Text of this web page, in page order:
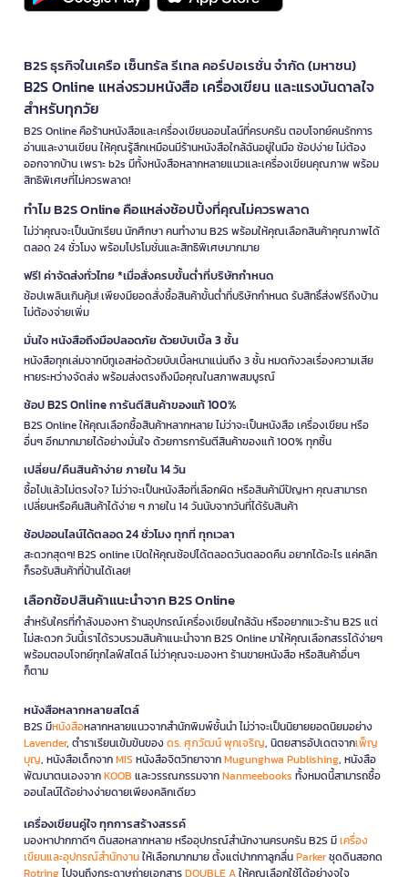
B2S ธุรกิจในเครือ เซ็นทรัล รีเทล คอร์ปอเรชั่น จำกัด (มหาชน)
B2S Online แหล่งรวมหนังสือ เครื่องเขียน และแรงบันดาลใจ
สำหรับทุกวัย
B2S Online คือร้านหนังสือและเครื่องเขียนออนไลน์ที่ครบครัน ตอบโจทย์คนรักการ
อ่านและงานเขียน ให้คุณรู้สึกเหมือนมีร้านหนังสือใกล้ฉันอยู่ในมือ ช้อปง่าย ไม่ต้อง
ออกจากบ้าน เพราะ b2s มีทั้งหนังสือหลากหลายแนวและเครื่องเขียนคุณภาพ พร้อม
สิทธิพิเศษที่ไม่ควรพลาด!
ทำไม B2S Online คือแหล่งช้อปปิ้งที่คุณไม่ควรพลาด
ไม่ว่าคุณจะเป็นนักเรียน นักศึกษา คนทำงาน B2S พร้อมให้คุณเลือกสินค้าคุณภาพได้
ตลอด 24 ชั่วโมง พร้อมโปรโมชั่นและสิทธิพิเศษมากมาย
ฟรี! ค่าจัดส่งทั่วไทย *เมื่อสั่งครบขั้นต่ำที่บริษัทกำหนด
ช้อปเพลินเกินคุ้ม! เพียงมียอดสั่งซื้อสินค้าขั้นต่ำที่บริษัทกำหนด รับสิทธิ์ส่งฟรีถึงบ้าน
ไม่ต้องจ่ายเพิ่ม
มั่นใจ หนังสือถึงมือปลอดภัย ด้วยบับเบิ้ล 3 ชั้น
หนังสือทุกเล่มจากบีทูเอสห่อด้วยบับเบิ้ลหนาแน่นถึง 3 ชั้น หมดกังวลเรื่องความเสีย
หายระหว่างจัดส่ง พร้อมส่งตรงถึงมือคุณในสภาพสมบูรณ์
ช้อป B2S Online การันตีสินค้าของแท้ 100%
B2S Online ให้คุณเลือกซื้อสินค้าหลากหลาย ไม่ว่าจะเป็นหนังสือ เครื่องเขียน หรือ
อื่นๆ อีกมากมายได้อย่างมั่นใจ ด้วยการการันตีสินค้าของแท้ 100% ทุกชิ้น
เปลี่ยน/คืนสินค้าง่าย ภายใน 14 วัน
ซื้อไปแล้วไม่ตรงใจ? ไม่ว่าจะเป็นหนังสือที่เลือกผิด หรือสินค้ามีปัญหา คุณสามารถ
เปลี่ยนหรือคืนสินค้าได้ง่าย ๆ ภายใน 14 วันนับจากวันที่ได้รับสินค้า
ช้อปออนไลน์ได้ตลอด 24 ชั่วโมง ทุกที่ ทุกเวลา
สะดวกสุดๆ! B2S online เปิดให้คุณช้อปได้ตลอดวันตลอดคืน อยากได้อะไร แค่คลิก
ก็รอรับสินค้าที่บ้านได้เลย!
เลือกช้อปสินค้าแนะนำจาก B2S Online
สำหรับใครที่กำลังมองหา ร้านอุปกรณ์เครื่องเขียนใกล้ฉัน หรืออยากแวะร้าน B2S แต่
ไม่สะดวก วันนี้เราได้รวบรวมสินค้าแนะนำจาก B2S Online มาให้คุณเลือกสรรได้ง่ายๆ
พร้อมตอบโจทย์ทุกไลฟ์สไตล์ ไม่ว่าคุณจะมองหา ร้านขายหนังสือ หรือสินค้าอื่นๆ
ก็ตาม
หนังสือหลากหลายสไตล์
B2S มีหนังสือหลากหลายแนวจากสำนักพิมพ์ชั้นนำ ไม่ว่าจะเป็นนิยายยอดนิยมอย่าง
Lavender, ตำราเรียนเข้มข้นของดร. ศุภวัฒน์ พุกเจริญ, นิตยสารอัปเดตจากเพ็ญ
บุญ, หนังสือเด็กจากMIS หนังสือจิตวิทยาจากMugunghwa Publishing, หนังสือ
พัฒนาตนเองจากKOOB และวรรณกรรมจากNanmeebooks ทั้งหมดนี้สามารถซื้อ
ออนไลน์ได้อย่างง่ายดายเพียงคลิกเดียว
เครื่องเขียนคู่ใจ ทุกการสร้างสรรค์
มองหาปากกาดีๆ ดินสอหลากหลาย หรืออุปกรณ์สำนักงานครบครัน B2S มีเครื่อง
เขียนและอุปกรณ์สำนักงานให้เลือกมากมาย ตั้งแต่ปากกาลูกลื่นParkerชุดดินสอกด
Rotringไปจนถึงกระดาษถ่ายเอกสารDOUBLE Aให้คุณเลือกใช้ได้อย่างจุใจ